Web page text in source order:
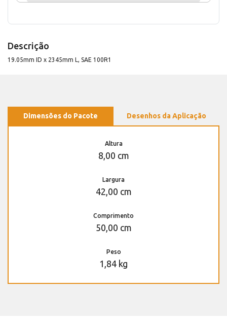
Descrição
19.05mm ID x 2345mm L, SAE 100R1
Dimensões do Pacote Desenhos da Aplicação
Altura
8,00 cm
Largura
42,00 cm
Comprimento
50,00 cm
Peso
1,84 kg